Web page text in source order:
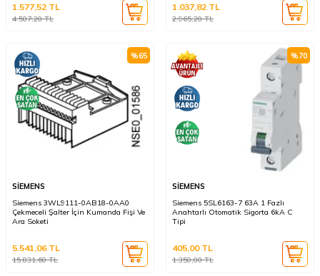
4.507,20TL
1.577,52 TL
2.965,20TL
1.037,82 TL
%65
SİEMENS
Siemens 3WL9111-0AB18-0AA0
Çekmeceli Şalter İçin Kumanda Fişi Ve
Ara Soketi
15.831,60TL
5.541,06TL
%70
SİEMENS
Siemens 5SL6163-7 63A 1 Fazlı
Anahtarlı Otomatik Sigorta 6kA C
Tipi
1.350,00TL
405,00TL